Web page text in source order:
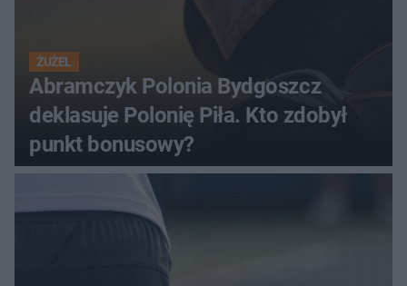
ŻUŻEL
Abramczyk Polonia Bydgoszcz
deklasuje Polonię Piła. Kto zdobył
punkt bonusowy?